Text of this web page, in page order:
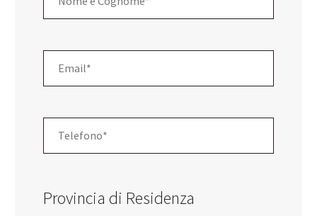
Provincia di Residenza